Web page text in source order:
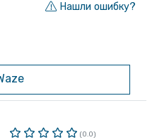
Нашли ошибку?
(0.0)